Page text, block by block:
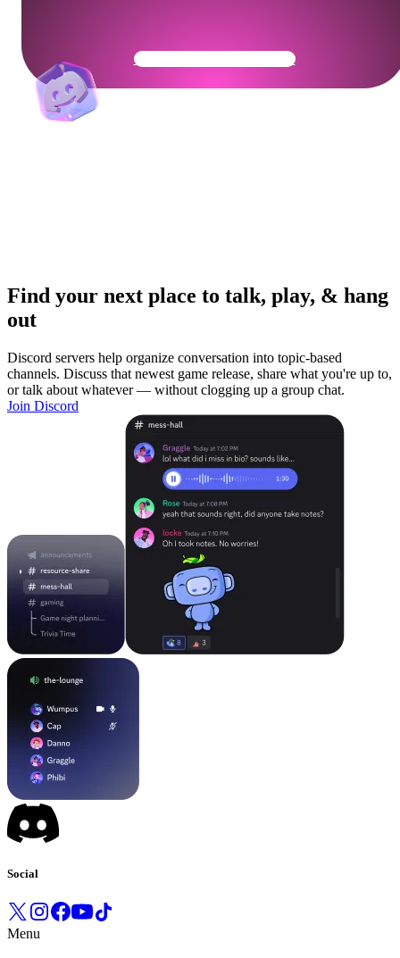
Get Your Community Ready
Find your next place to talk, play, & hang
out
Discord servers help organize conversation into topic-based
channels. Discuss that newest game release, share what you're up to,
or talk about whatever — without clogging up a group chat.
Join Discord
Social
Menu